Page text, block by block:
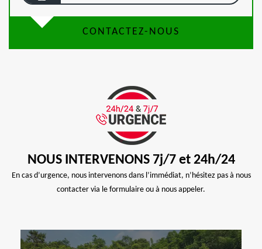
CONTACTEZ-NOUS
NOUS INTERVENONS 7j/7 et 24h/24
En cas d’urgence, nous intervenons dans l’immédiat, n’hésitez pas à nous
contacter via le formulaire ou à nous appeler.